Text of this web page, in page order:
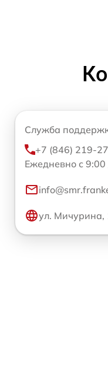
Служба
+7 (846) 219-
Ежедневно с
ул. Мичурина,